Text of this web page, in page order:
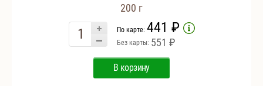
200 г
По карте: 441 ₽
Без карты: 551 ₽
В корзину